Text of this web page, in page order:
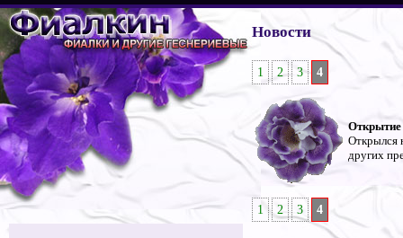
Новости
1 2 3 4
Открытие
Открылся
других
1 2 3 4